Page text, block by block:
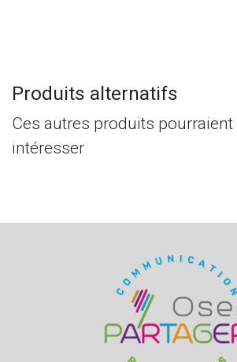
Produits alternatifs
Ces autres produits pourraient
intéresser